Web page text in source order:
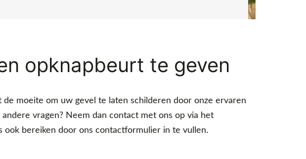
opknapbeurt te geven
moeite om uw gevel te laten schilderen door onze ervaren
vragen? Neem dan contact met ons op via het
bereiken door ons contactformulier in te vullen.